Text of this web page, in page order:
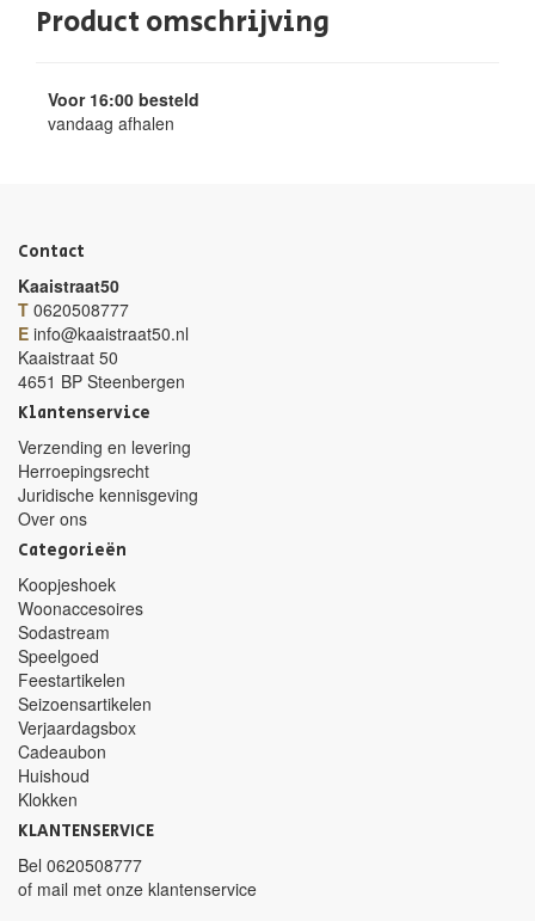
Product omschrijving
Voor 16:00 besteld
vandaag afhalen
Contact
Kaaistraat50
T 0620508777
E info@kaaistraat50.nl
Kaaistraat 50
4651 BP Steenbergen
Klantenservice
Verzending en levering
Herroepingsrecht
Juridische kennisgeving
Over ons
Categorieën
Koopjeshoek
Woonaccesoires
Sodastream
Speelgoed
Feestartikelen
Seizoensartikelen
Verjaardagsbox
Cadeaubon
Huishoud
Klokken
KLANTENSERVICE
Bel 0620508777
of mail met onze klantenservice